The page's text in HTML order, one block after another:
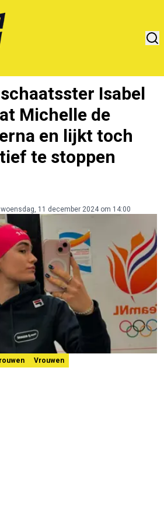
Isabel
Michelle de
en lijkt toch
te stoppen
woensdag, 11 december 2024 om 14:00
Vrouwen